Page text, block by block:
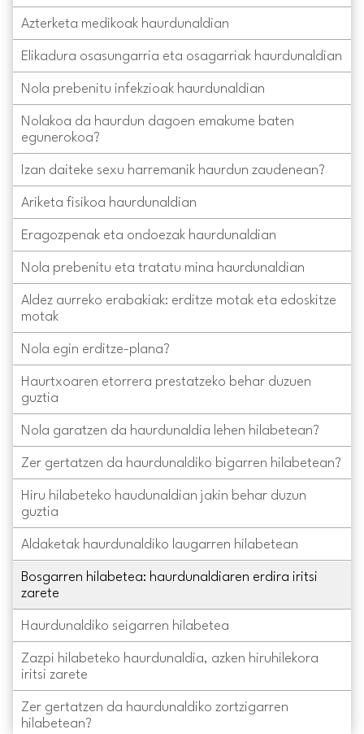
Azterketa medikoak haurdunaldian
Elikadura osasungarria eta osagarriak haurdunaldian
Nola prebenitu infekzioak haurdunaldian
Nolakoa da haurdun dagoen emakume baten
egunerokoa?
Izan daiteke sexu harremanik haurdun zaudenean?
Ariketa fisikoa haurdunaldian
Eragozpenak eta ondoezak haurdunaldian
Nola prebenitu eta tratatu mina haurdunaldian
Aldez aurreko erabakiak: erditze motak eta edoskitze
motak
Nola egin erditze-plana?
Haurtxoaren etorrera prestatzeko behar duzuen
guztia
Nola garatzen da haurdunaldia lehen hilabetean?
Zer gertatzen da haurdunaldiko bigarren hilabetean?
Hiru hilabeteko haudunaldian jakin behar duzun
guztia
Aldaketak haurdunaldiko laugarren hilabetean
Bosgarren hilabetea: haurdunaldiaren erdira iritsi
zarete
Haurdunaldiko seigarren hilabetea
Zazpi hilabeteko haurdunaldia, azken hiruhilekora
iritsi zarete
Zer gertatzen da haurdunaldiko zortzigarren
hilabetean?